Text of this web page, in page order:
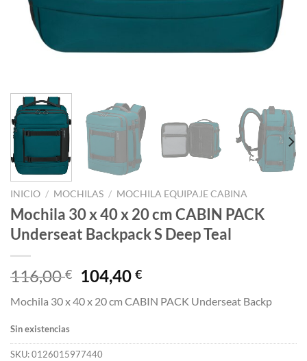
INICIO / MOCHILAS / MOCHILA EQUIPAJE CABINA
Mochila 30 x 40 x 20 cm CABIN PACK
Underseat Backpack S Deep Teal
116,00€
El
precio
original
116,00 €.
104,40€El
actual
104,40 €.
Mochila 30 x 40 x 20 cm CABIN PACK Underseat Backp
Sin existencias
SKU:0126015977440